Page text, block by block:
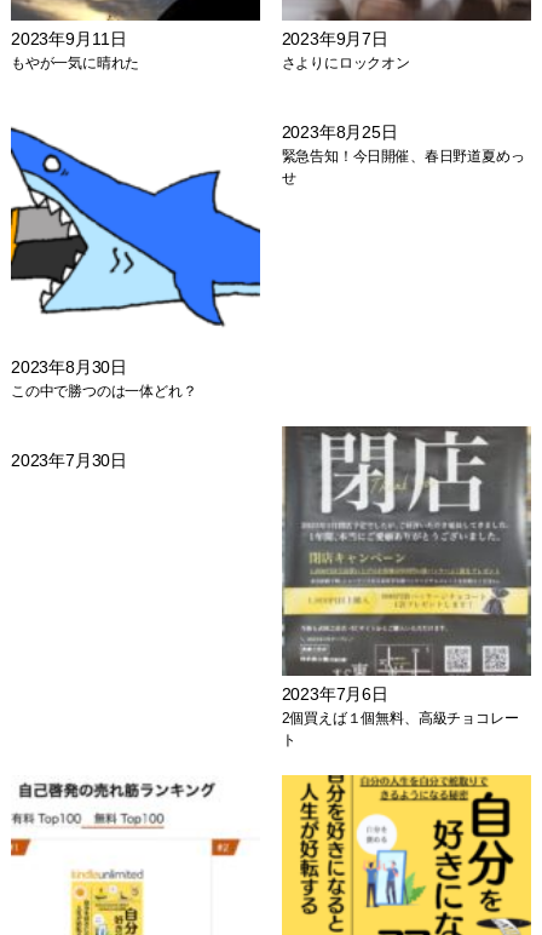
2023年9月11日
もやが一気に晴れた
2023年9月7日
さよりにロックオン
2023年8月30日
この中で勝つのは一体どれ？
2023年8月25日
緊急告知！今日開催、春日野道夏めっ
せ
2023年7月30日
2023年7月6日
2個買えば１個無料、高級チョコレー
ト